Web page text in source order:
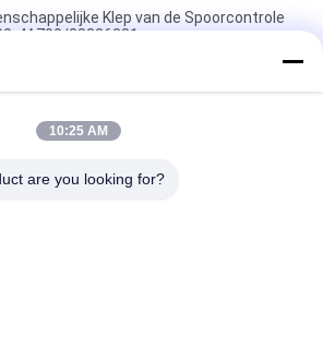
Klep van de Spoorcontrole
4A700/28236381
injectorbesturingsklep van hoog
28362727 voor common rail-injectoren
28653428 voor Delphi-
10:25 AM
are you looking for?